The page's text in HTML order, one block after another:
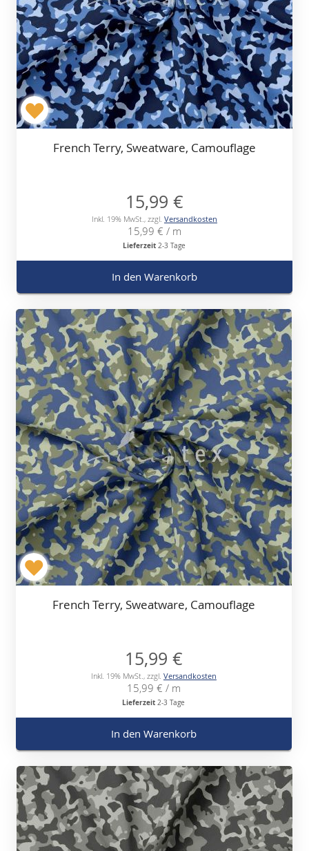
French Terry, Sweatware, Camouflage
15,99 €
Inkl. 19% MwSt., zzgl. Versandkosten
15,99 € / m
Lieferzeit 2-3 Tage
In den Warenkorb
French Terry, Sweatware, Camouflage
15,99 €
Inkl. 19% MwSt., zzgl. Versandkosten
15,99 € / m
Lieferzeit 2-3 Tage
In den Warenkorb